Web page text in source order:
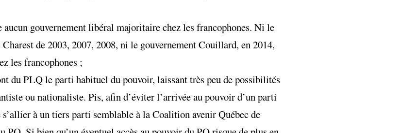
aucun gouvernement libéral majoritaire chez les francophones. Ni le
de 2003, 2007, 2008, ni le gouvernement Couillard, en 2014,
les francophones ;
du PLQ le parti habituel du pouvoir, laissant très peu de possibilités
ou nationaliste. Pis, afin d’éviter l’arrivée au pouvoir d’un parti
à un tiers parti semblable à la Coalition avenir Québec de